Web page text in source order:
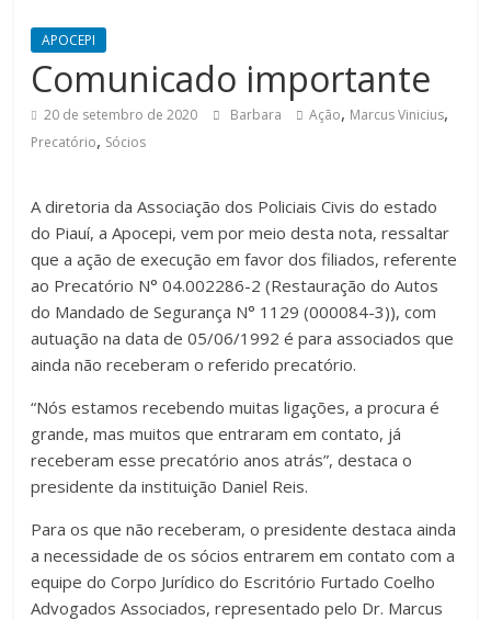
APOCEPI
Comunicado importante
20 de setembro de 2020 Barbara Ação, Marcus Vinicius,
Precatório, Sócios
A diretoria da Associação dos Policiais Civis do estado
do Piauí, a Apocepi, vem por meio desta nota, ressaltar
que a ação de execução em favor dos filiados, referente
ao Precatório N° 04.002286-2 (Restauração do Autos
do Mandado de Segurança N° 1129 (000084-3)), com
autuação na data de 05/06/1992 é para associados que
ainda não receberam o referido precatório.
“Nós estamos recebendo muitas ligações, a procura é
grande, mas muitos que entraram em contato, já
receberam esse precatório anos atrás”, destaca o
presidente da instituição Daniel Reis.
Para os que não receberam, o presidente destaca ainda
a necessidade de os sócios entrarem em contato com a
equipe do Corpo Jurídico do Escritório Furtado Coelho
Advogados Associados, representado pelo Dr. Marcus